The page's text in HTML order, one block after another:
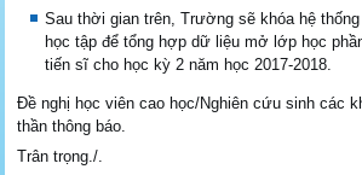
Sau thời gian trên, Trường sẽ khóa hệ
học tập để tổng hợp dữ liệu mở lớp học
tiến sĩ cho học kỳ 2 năm học 2017-2018.
Đề nghị học viên cao học/Nghiên cứu sinh các
thần thông báo.
Trân trọng./.